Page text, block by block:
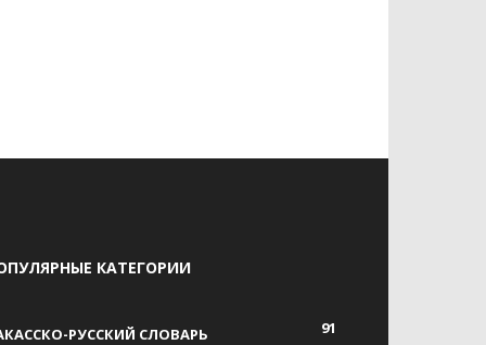
КАТЕГОРИИ
РУССКИЙ СЛОВАРЬ
91